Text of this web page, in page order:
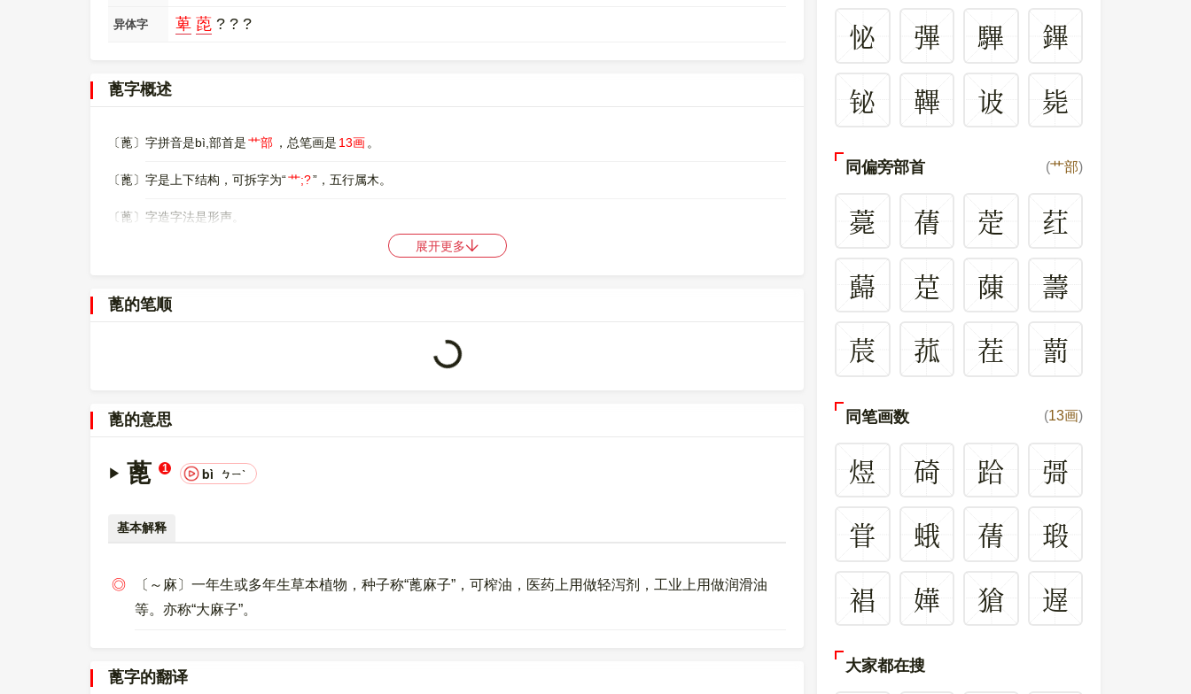
异体字 萆 萞 ? ? ?
蓖字概述
〔蓖〕字拼音是bì,部首是艹部 ，总笔画是 13画 。
〔蓖〕字是上下结构，可拆字为“艹;?”，五行属木。
〔蓖〕字造字法是形声。
，四角号码是44712，郑码是ENRR
000084D6，UTF-8：E8 93 96。
。
展开更多
蓖的笔顺
Loading...
蓖的意思
蓖 1 bì ㄅㄧˋ
基本解释
◎
〔～麻〕一年生或多年生草本植物，种子称“蓖麻子”，可榨油，医药上用做轻泻剂，工业上用做润滑油
等。亦称“大麻子”。
蓖字的翻译
怭
彃 驆
鏎
铋
鞸 诐 毙
同偏旁部首 (艹部)
薧 蒨 萣
荭
蘬
莡 蔯
薵
莀
菰 茬 藅
同笔画数 (13画)
煜 碕 跲
彁
甞
蛾 蒨
瑖
裮
嬅 獊 遟
大家都在搜